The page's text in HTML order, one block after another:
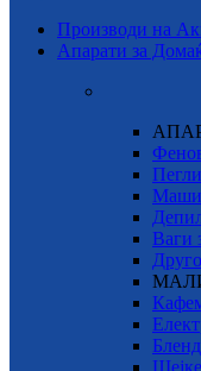
Производи на
Апарати за
Ваги
Друго